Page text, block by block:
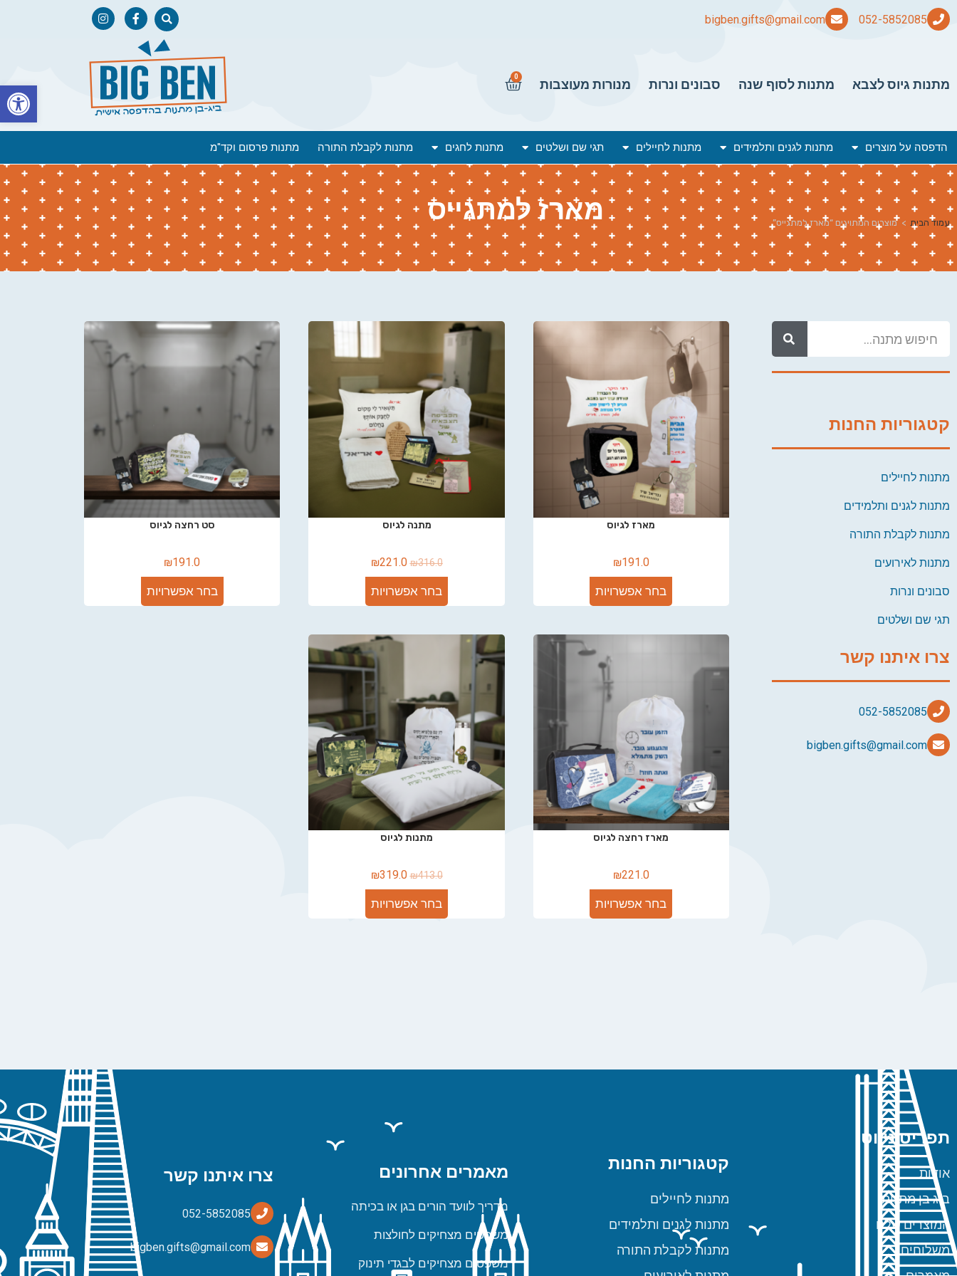
bigben.gifts@gmail.com
מתנות גיוס לצבא מתנות לסוף שנה סבונים ונרות מנורות מעוצבות
0
הדפסה על מוצרים מתנות לגנים ותלמידים מתנות לחיילים תגי שם ושלטים מתנות לחגים מתנות לקבלת התורה מתנות פרסום וקד"מ
מארז למתגייס עמוד הבית > מוצרים המתויגים “מארז למתגייס”
קטגוריות החנות
מתנות לחיילים
מתנות לגנים ותלמידים
מתנות לקבלת התורה
מתנות לאירועים
סבונים ונרות
תגי שם ושלטים
צרו איתנו קשר
bigben.gifts@gmail.com
מארז לגיוס
₪191.0
בחר אפשרויות
מתנה לגיוס
₪316.0
₪221.0
בחר אפשרויות
סט רחצה לגיוס
₪191.0
בחר אפשרויות
מארז רחצה לגיוס
₪221.0
בחר אפשרויות
מתנות לגיוס
₪413.0
₪319.0
בחר אפשרויות
תפריט ניווט
אודות
ביג בן מתנות
המוצרים שלנו
משלוחים
קטגוריות החנות
מתנות לחיילים
מתנות לגנים ותלמידים
מתנות לקבלת התורה
מאמרים אחרונים
מדריך לוועד הורים בגן או בכיתה
משפטים מצחיקים לחולצות
משפטים מצחיקים לבגדי תינוק
צרו איתנו קשר
bigben.gifts@gmail.com